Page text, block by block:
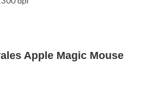
Apple Magic Mouse